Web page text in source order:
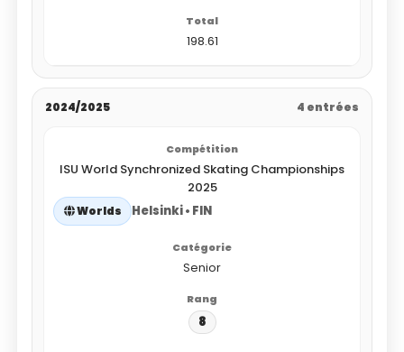
198.61
2024/2025 4 entrées
ISU World Synchronized Skating Championships
2025
Worlds Helsinki • FIN
Senior
8